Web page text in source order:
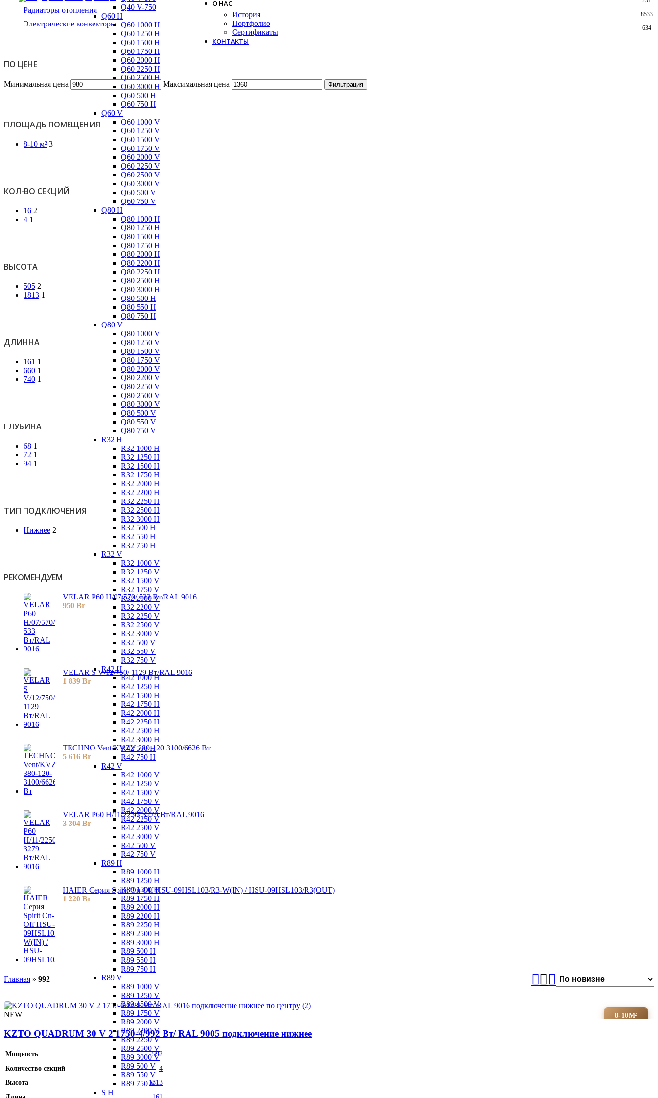
Q40 V-750
Q60 H
Q60 1000 H
Q60 1250 H
Q60 1500 H
Q60 1750 H
Q60 2000 H
Q60 2250 H
Q60 2500 H
Q60 3000 H
Q60 500 H
Q60 750 H
Q60 V
Q60 1000 V
Q60 1250 V
Q60 1500 V
Q60 1750 V
Q60 2000 V
Q60 2250 V
Q60 2500 V
Q60 3000 V
Q60 500 V
Q60 750 V
Q80 H
Q80 1000 H
Q80 1250 H
Q80 1500 H
Q80 1750 H
Q80 2000 H
Q80 2200 H
Q80 2250 H
Q80 2500 H
Q80 3000 H
Q80 500 H
Q80 550 H
Q80 750 H
Q80 V
Q80 1000 V
Q80 1250 V
Q80 1500 V
Q80 1750 V
Q80 2000 V
Q80 2200 V
Q80 2250 V
Q80 2500 V
Q80 3000 V
Q80 500 V
Q80 550 V
Q80 750 V
R32 H
R32 1000 H
R32 1250 H
R32 1500 H
R32 1750 H
R32 2000 H
R32 2200 H
R32 2250 H
R32 2500 H
R32 3000 H
R32 500 H
R32 550 H
R32 750 H
R32 V
R32 1000 V
R32 1250 V
R32 1500 V
R32 1750 V
R32 2000 V
R32 2200 V
R32 2250 V
R32 2500 V
R32 3000 V
R32 500 V
R32 550 V
R32 750 V
R42 H
R42 1000 H
R42 1250 H
R42 1500 H
R42 1750 H
R42 2000 H
R42 2250 H
R42 2500 H
R42 3000 H
R42 500 H
R42 750 H
R42 V
R42 1000 V
R42 1250 V
R42 1500 V
R42 1750 V
R42 2000 V
R42 2250 V
R42 2500 V
R42 3000 V
R42 500 V
R42 750 V
R89 H
R89 1000 H
R89 1250 H
R89 1500 H
R89 1750 H
R89 2000 H
R89 2200 H
R89 2250 H
R89 2500 H
R89 3000 H
R89 500 H
R89 550 H
R89 750 H
R89 V
R89 1000 V
R89 1250 V
R89 1500 V
R89 1750 V
R89 2000 V
R89 2200 V
R89 2250 V
R89 2500 V
R89 3000 V
R89 500 V
R89 550 V
R89 750 V
S H
О НАС
История
Портфолио
Сертификаты
КОНТАКТЫ
Радиаторы отопления 8533
Электрические конвекторы 634
ПО ЦЕНЕ
Минимальная цена Максимальная цена Фильтрация
ПЛОЩАДЬ ПОМЕЩЕНИЯ
8-10 м² 3
КОЛ-ВО СЕКЦИЙ
16 2
4 1
ВЫСОТА
505 2
1813 1
ДЛИННА
161 1
660 1
740 1
ГЛУБИНА
68 1
72 1
94 1
ТИП ПОДКЛЮЧЕНИЯ
Нижнее 2
РЕКОМЕНДУЕМ
VELAR P60 H/07/570/ 533 Bт/RAL 9016
950 Br
VELAR S V/12/750/ 1129 Bт/RAL 9016
1 839 Br
TECHNO Vent/KVZV 380-120-3100/6626 Вт
5 616 Br
VELAR P60 H/11/2250/ 3279 Bт/RAL 9016
3 304 Br
HAIER Серия Spirit On-Off HSU-09HSL103/R3-W(IN) / HSU-09HSL103/R3(OUT)
1 220 Br
Главная » 992
8-10М²
NEW
KZTO QUADRUM 30 V 2 1750-4/992 Вт/ RAL 9005 подключение нижнее
Мощность
992
Количество секций
4
Высота
1813
Длина
161